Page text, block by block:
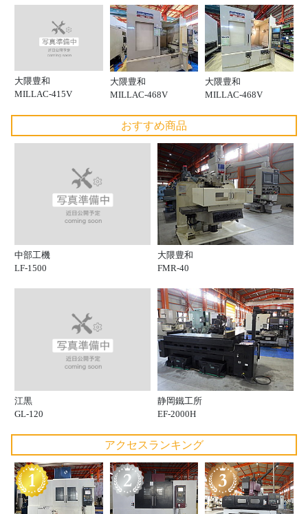
大隈豊和
MILLAC-415V
大隈豊和
MILLAC-468V
大隈豊和
MILLAC-468V
おすすめ商品
中部工機
LF-1500
大隈豊和
FMR-40
江黒
GL-120
静岡鐵工所
EF-2000H
アクセスランキング